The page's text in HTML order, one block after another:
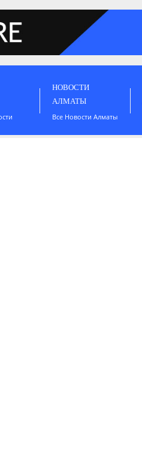
НОВОСТИ
АЛМАТЫ
Все Новости Алматы